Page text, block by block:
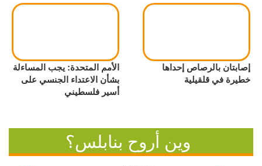
إصابتان بالرصاص إحداها
خطيرة في قلقيلية
الأمم المتحدة: يجب المساءلة
بشأن الاعتداء الجنسي على
أسير فلسطيني
وين أروح بنابلس؟